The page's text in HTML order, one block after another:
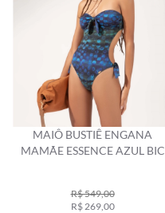
MAIÔ BUSTIÊ ENGANA
MAMÃE ESSENCE AZUL BIC
R$ 549,00
R$ 269,00